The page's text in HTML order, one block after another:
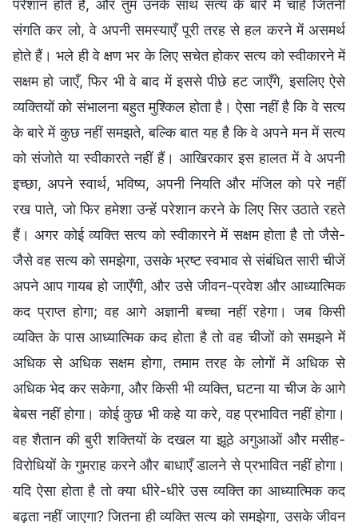
परेशान होते हैं, और तुम उनके साथ सत्य के बारे में चाहे जितनी
संगति कर लो, वे अपनी समस्याएँ पूरी तरह से हल करने में असमर्थ
होते हैं। भले ही वे क्षण भर के लिए सचेत होकर सत्य को स्वीकारने में
सक्षम हो जाएँ, फिर भी वे बाद में इससे पीछे हट जाएँगे, इसलिए ऐसे
व्यक्तियों को संभालना बहुत मुश्किल होता है। ऐसा नहीं है कि वे सत्य
के बारे में कुछ नहीं समझते, बल्कि बात यह है कि वे अपने मन में सत्य
को संजोते या स्वीकारते नहीं हैं। आखिरकार इस हालत में वे अपनी
इच्छा, अपने स्वार्थ, भविष्य, अपनी नियति और मंजिल को परे नहीं
रख पाते, जो फिर हमेशा उन्हें परेशान करने के लिए सिर उठाते रहते
हैं। अगर कोई व्यक्ति सत्य को स्वीकारने में सक्षम होता है तो जैसे-
जैसे वह सत्य को समझेगा, उसके भ्रष्ट स्वभाव से संबंधित सारी चीजें
अपने आप गायब हो जाएँगी, और उसे जीवन-प्रवेश और आध्यात्मिक
कद प्राप्त होगा; वह आगे अज्ञानी बच्चा नहीं रहेगा। जब किसी
व्यक्ति के पास आध्यात्मिक कद होता है तो वह चीजों को समझने में
अधिक से अधिक सक्षम होगा, तमाम तरह के लोगों में अधिक से
अधिक भेद कर सकेगा, और किसी भी व्यक्ति, घटना या चीज के आगे
बेबस नहीं होगा। कोई कुछ भी कहे या करे, वह प्रभावित नहीं होगा।
वह शैतान की बुरी शक्तियों के दखल या झूठे अगुआओं और मसीह-
विरोधियों के गुमराह करने और बाधाएँ डालने से प्रभावित नहीं होगा।
यदि ऐसा होता है तो क्या धीरे-धीरे उस व्यक्ति का आध्यात्मिक कद
बढ़ता नहीं जाएगा? जितना ही व्यक्ति सत्य को समझेगा, उसके जीवन